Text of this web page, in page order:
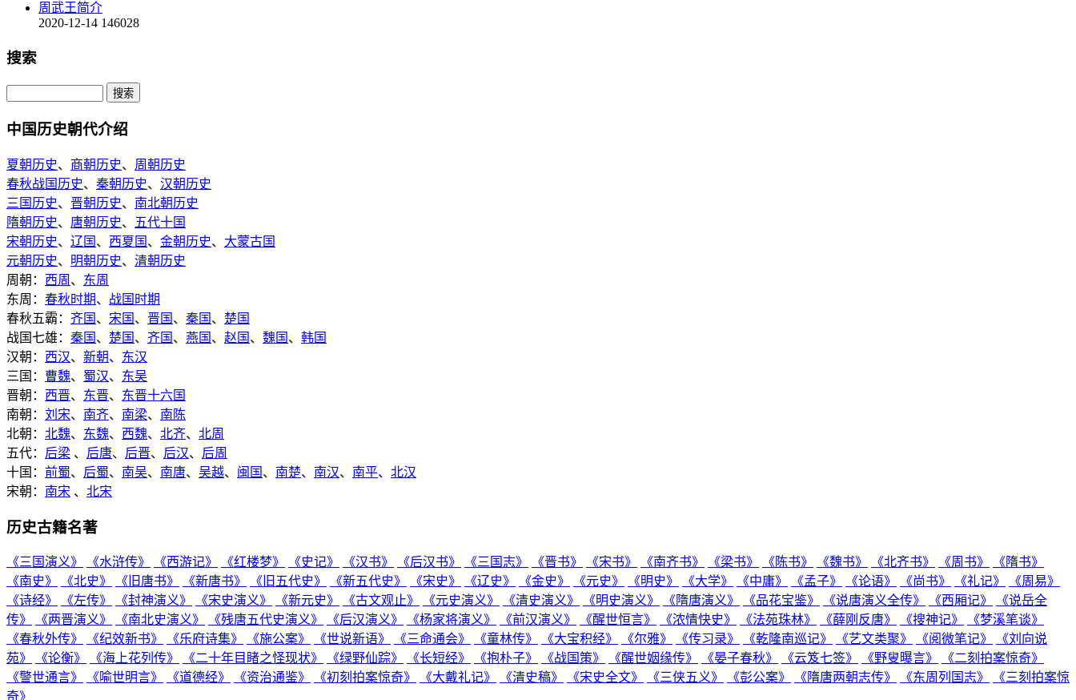
周武王简介
2020-12-14 146028
搜索
中国历史朝代介绍
夏朝历史、 商朝历史、 周朝历史
春秋战国历史、 秦朝历史、 汉朝历史
三国历史、 晋朝历史、 南北朝历史
隋朝历史、 唐朝历史、
五代十国
宋朝历史、 辽国 、 西夏国 、 金朝历史、 大蒙古国
元朝历史、 明朝历史、 清朝历史
周朝： 西周 、 东周
东周： 春秋时期、 战国时期
春秋五霸： 齐国 、 宋国 、 晋国 、 秦国 、 楚国
战国七雄： 秦国 、 楚国 、 齐国 、 燕国 、 赵国 、 魏国 、 韩国
汉朝： 西汉、 新朝、 东汉
三国： 曹魏、 蜀汉、 东吴
晋朝： 西晋、 东晋、 东晋十六国
南朝： 刘宋、 南齐、 南梁、 南陈
北朝： 北魏、 东魏、 西魏、 北齐、 北周
五代： 后梁 、 后唐、 后晋、 后汉、 后周
十国： 前蜀、 后蜀、 南吴、 南唐、 吴越、 闽国 、 南楚、 南汉、 南平、 北汉
宋朝： 南宋 、 北宋
历史古籍名著
《三国演义》 《水浒传》 《西游记》 《红楼梦》 《史记》 《汉书》 《后汉书》 《三国志》 《晋书》 《宋书》 《南齐书》 《梁书》 《陈书》 《魏书》 《北齐书》 《周书》
《隋书》
《南史》
《北史》 《旧唐书》 《新唐书》 《旧五代史》 《新五代史》 《宋史》 《辽史》 《金史》 《元史》 《明史》 《大学》 《中庸》 《孟子》 《论语》 《尚书》 《礼记》
《周易》
《诗经》
《左传》 《封神演义》 《宋史演义》 《新元史》 《古文观止》 《元史演义》 《清史演义》 《明史演义》 《隋唐演义》 《品花宝鉴》 《说唐演义全传》 《西厢记》
《说岳全
传》
《两晋演义》 《南北史演义》 《残唐五代史演义》 《后汉演义》 《杨家将演义》 《前汉演义》 《醒世恒言》 《浓情快史》 《法苑珠林》 《薛刚反唐》 《搜神记》
《梦溪笔谈》
《春秋外传》
《纪效新书》 《乐府诗集》 《施公案》 《世说新语》 《三命通会》 《童林传》 《大宝积经》 《尔雅》 《传习录》 《乾隆南巡记》 《艺文类聚》 《阅微笔记》
《刘向说
苑》
《论衡》 《海上花列传》 《二十年目睹之怪现状》 《绿野仙踪》 《长短经》 《抱朴子》 《战国策》 《醒世姻缘传》 《晏子春秋》 《云笈七签》 《野叟曝言》
《二刻拍案惊奇》
《警世通言》
《喻世明言》 《道德经》 《资治通鉴》 《初刻拍案惊奇》 《大戴礼记》 《清史稿》 《宋史全文》 《三侠五义》 《彭公案》 《隋唐两朝志传》 《东周列国志》
《三刻拍案惊
奇》